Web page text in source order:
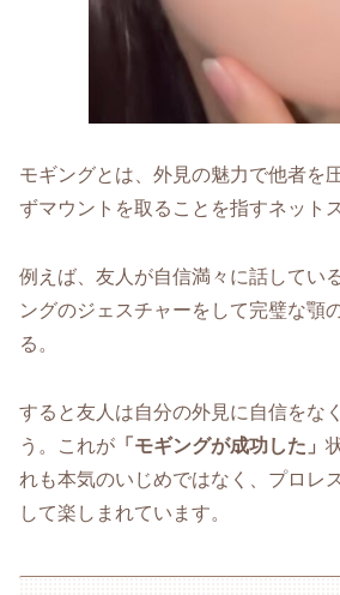
モギングとは、外見の魅力で他者を
ずマウントを取ることを指すネット
例えば、友人が自信満々に話してい
ングのジェスチャーをして完璧な顎
る。
すると友人は自分の外見に自信をな
う。これが 「モギングが成功した」
れも本気のいじめではなく、プロレ
して楽しまれています。